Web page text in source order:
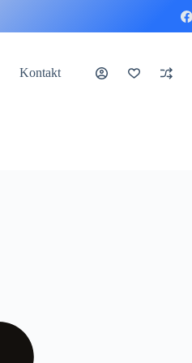
Kontakt